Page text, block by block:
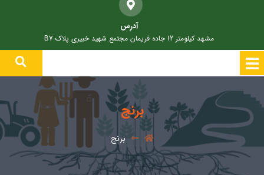
آدرس
مشهد کیلومتر 12 جاده فریمان مجتمع شهید خبیری پلاک B7
برنج
برنج